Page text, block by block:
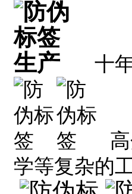
十
学等复杂的